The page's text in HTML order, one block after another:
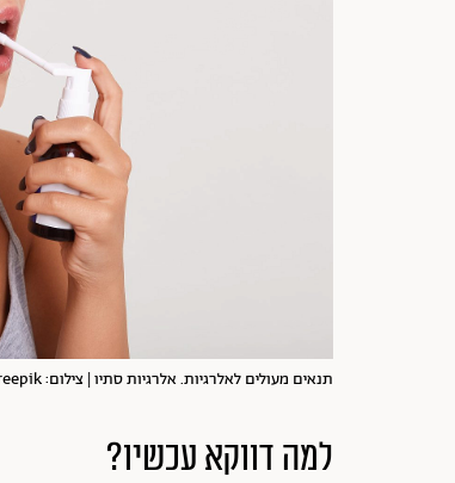
תנאים מעולים לאלרגיות. אלרגיות סתיו | צילום: Freepik
למה דווקא עכשיו?